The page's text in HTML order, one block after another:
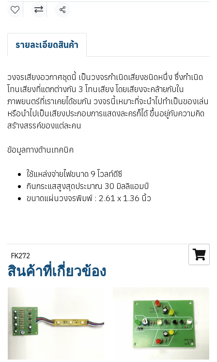
แชร์
รายละเอียดสินค้า
วงจรเสียงอวกาศชุดนี้ เป็นวงจรกำเนิดเสียงชนิดหนึ่ง ซึ่งกำเนิด
โทนเสียงที่แตกต่างกัน 3 โทนเสียง โดยเสียงจะคล้ายกับใน
ภาพยนตร์ที่เราเคยได้ชมกัน วงจรนี้เหมาะที่จะนำไปทำเป็นของเล่น
หรือนำไปเป็นเสียงประกอบการแสดงละครก็ได้ ขึ้นอยู่กับความคิด
สร้างสรรค์ของแต่ละคน
ข้อมูลทางด้านเทคนิค
ใช้แหล่งจ่ายไฟขนาด 9 โวลท์ดีซี
กินกระแสสูงสุดประมาณ 30 มิลลิแอมป์
ขนาดแผ่นวงจรพิมพ์ : 2.61 x 1.36 นิ้ว
FK272
สินค้าที่เกี่ยวข้อง